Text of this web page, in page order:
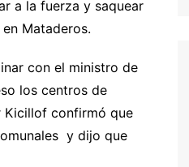
a la fuerza y saquear
Mataderos.
con el ministro de
los centros de
Kicillof confirmó que
y dijo que